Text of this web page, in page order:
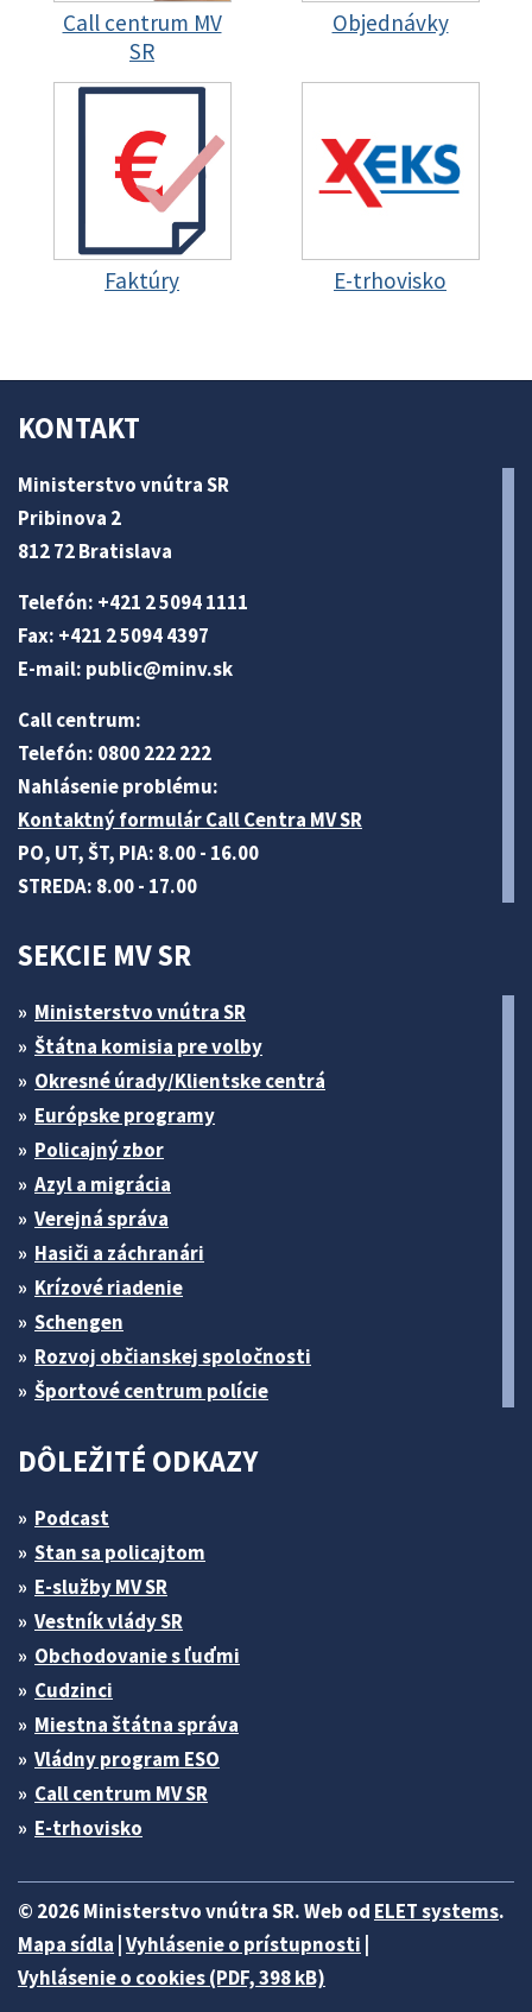
Call centrum MV
SR
Objednávky
Faktúry E-trhovisko
KONTAKT
Ministerstvo vnútra SR
Pribinova 2
812 72 Bratislava
Telefón: +421 2 5094 1111
Fax: +421 2 5094 4397
E-mail: public@minv.sk
Call centrum:
Telefón: 0800 222 222
Nahlásenie problému:
Kontaktný formulár Call Centra MV SR
PO, UT, ŠT, PIA: 8.00 - 16.00
STREDA: 8.00 - 17.00
SEKCIE MV SR
Ministerstvo vnútra SR
Štátna komisia pre volby
Okresné úrady/Klientske centrá
Európske programy
Policajný zbor
Azyl a migrácia
Verejná správa
Hasiči a záchranári
Krízové riadenie
Schengen
Rozvoj občianskej spoločnosti
Športové centrum polície
DÔLEŽITÉ ODKAZY
Podcast
Stan sa policajtom
E-služby MV SR
Vestník vlády SR
Obchodovanie s ľuďmi
Cudzinci
Miestna štátna správa
Vládny program ESO
Call centrum MV SR
E-trhovisko
© 2026 Ministerstvo vnútra SR. Web od ELET systems.
Mapa sídla Vyhlásenie o prístupnosti
Vyhlásenie o cookies (PDF, 398 kB)